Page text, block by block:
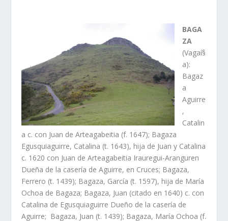
BAGA
ZA
(Vagaí§
a):
Bagaz
a
Aguirre
,
Catalin
a c. con Juan de Arteagabeitia (f. 1647); Bagaza
Egusquiaguirre, Catalina (t. 1643), hija de Juan y Catalina
c. 1620 con Juan de Arteagabeitia Irauregui-Aranguren
Dueña de la caserí­a de Aguirre, en Cruces; Bagaza,
Ferrero (t. 1439); Bagaza, Garcí­a (t. 1597), hija de Marí­a
Ochoa de Bagaza; Bagaza, Juan (citado en 1640) c. con
Catalina de Egusquiaguirre Dueño de la caserí­a de
Aguirre; Bagaza, Juan (t. 1439); Bagaza, Marí­a Ochoa (f.